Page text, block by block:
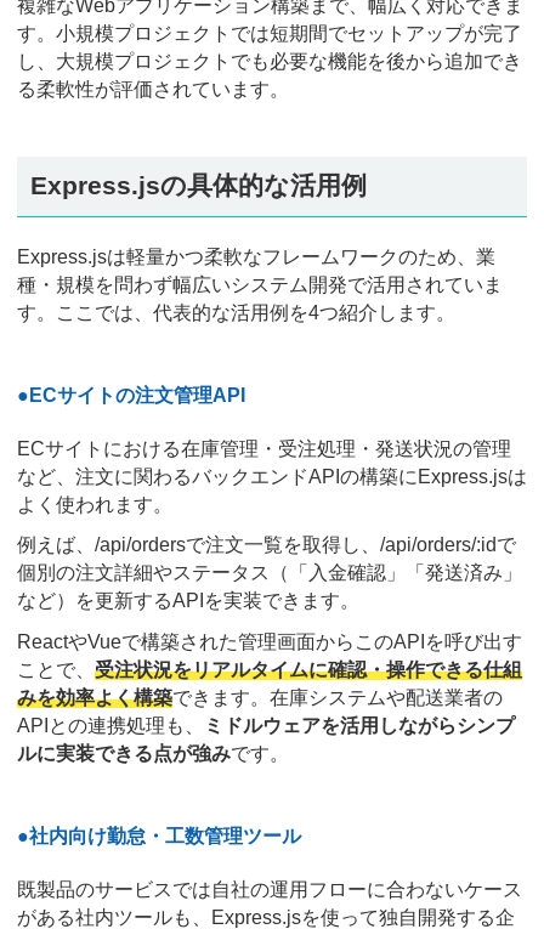
複雑なWebアプリケーション構築まで、幅広く対応できま
す。小規模プロジェクトでは短期間でセットアップが完了
し、大規模プロジェクトでも必要な機能を後から追加でき
る柔軟性が評価されています。
Express.jsの具体的な活用例
Express.jsは軽量かつ柔軟なフレームワークのため、業
種・規模を問わず幅広いシステム開発で活用されていま
す。ここでは、代表的な活用例を4つ紹介します。
●ECサイトの注文管理API
ECサイトにおける在庫管理・受注処理・発送状況の管理
など、注文に関わるバックエンドAPIの構築にExpress.jsは
よく使われます。
例えば、/api/ordersで注文一覧を取得し、/api/orders/:idで
個別の注文詳細やステータス（「入金確認」「発送済み」
など）を更新するAPIを実装できます。
ReactやVueで構築された管理画面からこのAPIを呼び出す
ことで、 受注状況をリアルタイムに確認・操作できる仕組
みを効率よく構築できます。在庫システムや配送業者の
APIとの連携処理も、
ミドルウェアを活用しながらシンプ
ルに実装できる点が強みです。
●社内向け勤怠・工数管理ツール
既製品のサービスでは自社の運用フローに合わないケース
がある社内ツールも、Express.jsを使って独自開発する企